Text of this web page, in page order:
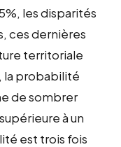
les disparités
ces dernières
territoriale
la probabilité
de sombrer
à un
est trois fois